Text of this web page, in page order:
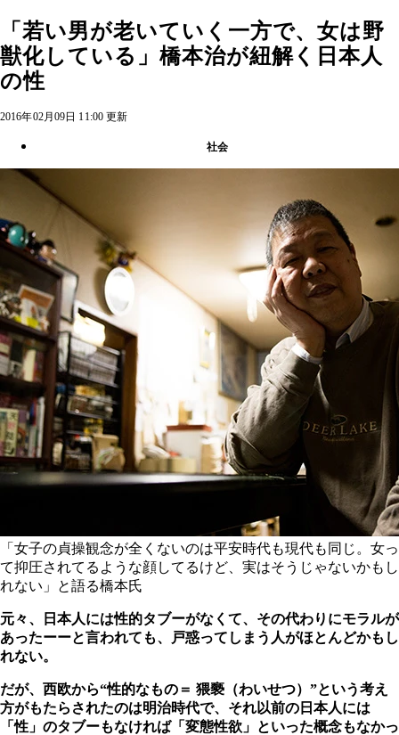
「若い男が老いていく一方で、女は野
獣化している」橋本治が紐解く日本人
の性
2016年02月09日 11:00 更新
社会
「女子の貞操観念が全くないのは平安時代も現代も同じ。女っ
て抑圧されてるような顔してるけど、実はそうじゃないかもし
れない」と語る橋本氏
元々、日本人には性的タブーがなくて、その代わりにモラルが
あったーーと言われても、戸惑ってしまう人がほとんどかもし
れない。
だが、西欧から“性的なもの＝ 猥褻（わいせつ）”という考え
方がもたらされたのは明治時代で、それ以前の日本人には
「性」のタブーもなければ「変態性欲」といった概念もなかっ